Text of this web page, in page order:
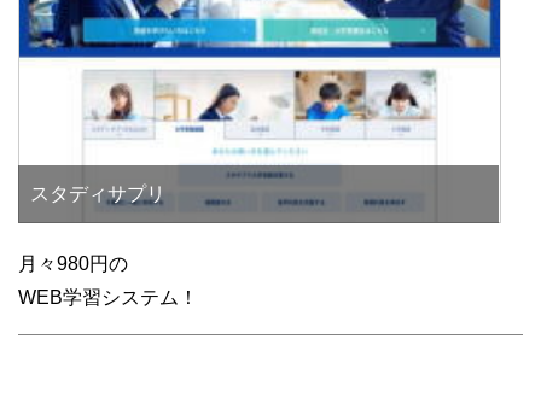
スタディサプリ
月々980円の
WEB学習システム！